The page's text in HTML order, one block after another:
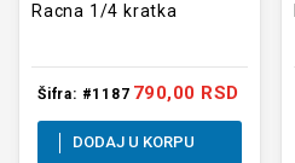
Racna 1/4 kratka
Šifra: #1187 790,00 RSD
DODAJ U KORPU